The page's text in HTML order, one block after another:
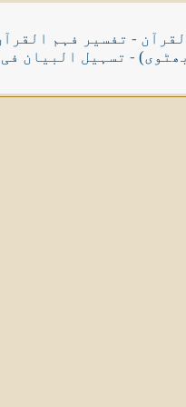
- تفسیر فہم
- تسہیل البیان